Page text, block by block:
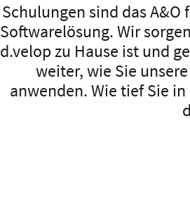
Schulungen sind das
Softwarelösung. Wir
d.velop zu Hause ist und
weiter, wie Sie
anwenden. Wie tief Sie